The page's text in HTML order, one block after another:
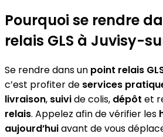
Pourquoi se rendre
relais GLS à Juvisy-
Se rendre dans un point relais
c’est profiter de services
livraison, suivide colis, dépôt et
relais. Appelez afin de vérifier les
aujourd’huiavant de vous